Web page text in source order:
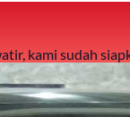
kami sudah